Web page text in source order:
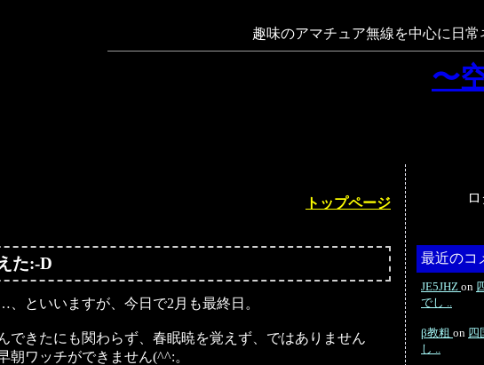
趣味のアマチュア無線を中心に日常
〜
トップページ
た:-D
といいますが、今日で2月も最終日。
できたにも関わらず、春眠暁を覚えず、ではありません
朝ワッチができません(^^:。
最近のコ
JE5JHZ on
でし ..
β教粗 on 四
し ..